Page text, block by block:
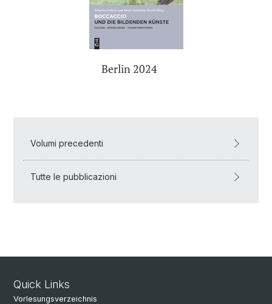
Berlin 2024
Volumi precedenti
Tutte le pubblicazioni
Quick Links
Vorlesungsverzeichnis